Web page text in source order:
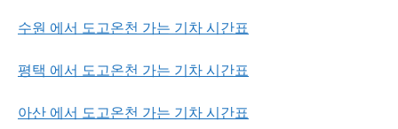
수원 에서 도고온천 가는 기차 시간표
평택 에서 도고온천 가는 기차 시간표
아산 에서 도고온천 가는 기차 시간표